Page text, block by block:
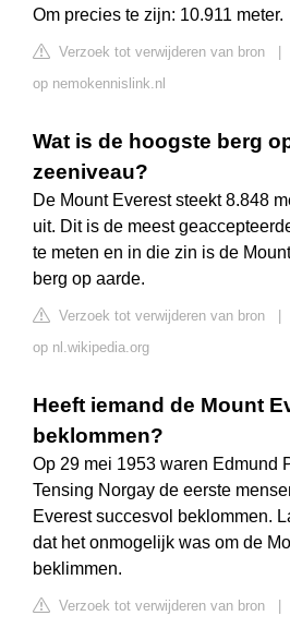
Om precies te zijn: 10.911 meter.
Verzoek tot verwijderen van bron
op nemokennislink.nl
Wat is de hoogste berg
zeeniveau?
De Mount Everest steekt 8.848
uit. Dit is de meest
te meten en in die zin is de
berg op aarde.
Verzoek tot verwijderen van bron
op nl.wikipedia.org
Heeft iemand de Mount
beklommen?
Op 29 mei 1953 waren Edmund
Tensing Norgay de eerste
Everest succesvol beklommen.
dat het onmogelijk was om de
beklimmen.
Verzoek tot verwijderen van bron